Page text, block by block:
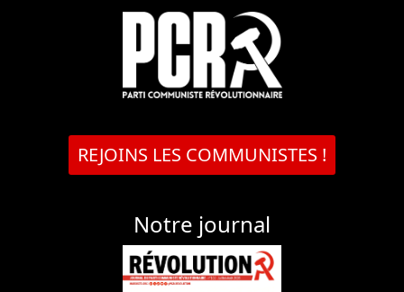
REJOINS LES COMMUNISTES !
Notre journal